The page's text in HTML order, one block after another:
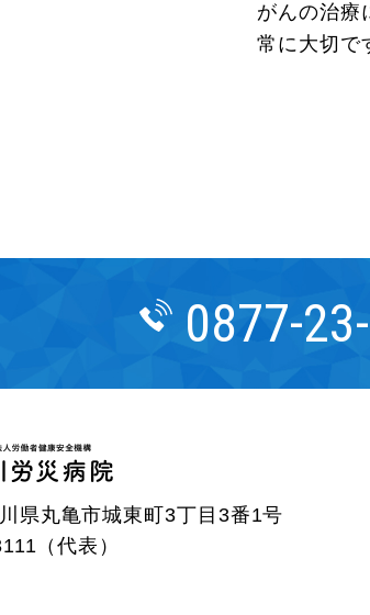
がんの治療
常に大切で
0877-
県丸亀市城東町3丁目3番1号
（代表）